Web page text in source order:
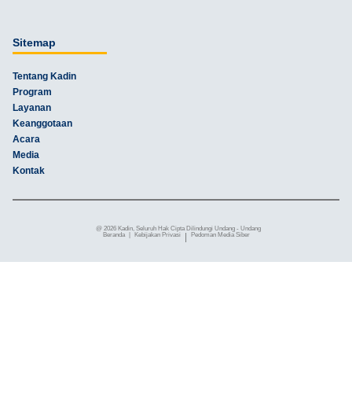
Sitemap
Tentang Kadin
Program
Layanan
Keanggotaan
Acara
Media
Kontak
@ 2026 Kadin, Seluruh Hak Cipta Dilindungi Undang - Undang
Beranda
Kebijakan Privasi Pedoman Media Siber